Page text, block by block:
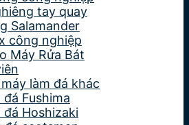
tay quay
Salamander
công nghiệp
Máy Rửa Bát
làm đá khác
đá Fushima
đá Hoshizaki